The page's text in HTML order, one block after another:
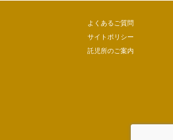
よくあるご質問
サイトポリシー
託児所のご案内